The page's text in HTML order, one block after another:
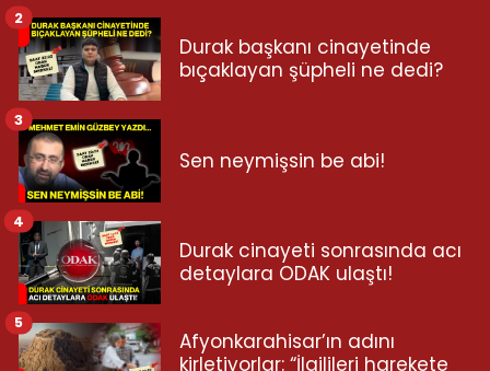
Durak başkanı cinayetinde
bıçaklayan şüpheli ne dedi?
2
Sen neymişsin be abi!
3
Durak cinayeti sonrasında acı
detaylara ODAK ulaştı!
4
Afyonkarahisar’ın adını
kirletiyorlar: “İlgilileri harekete
5